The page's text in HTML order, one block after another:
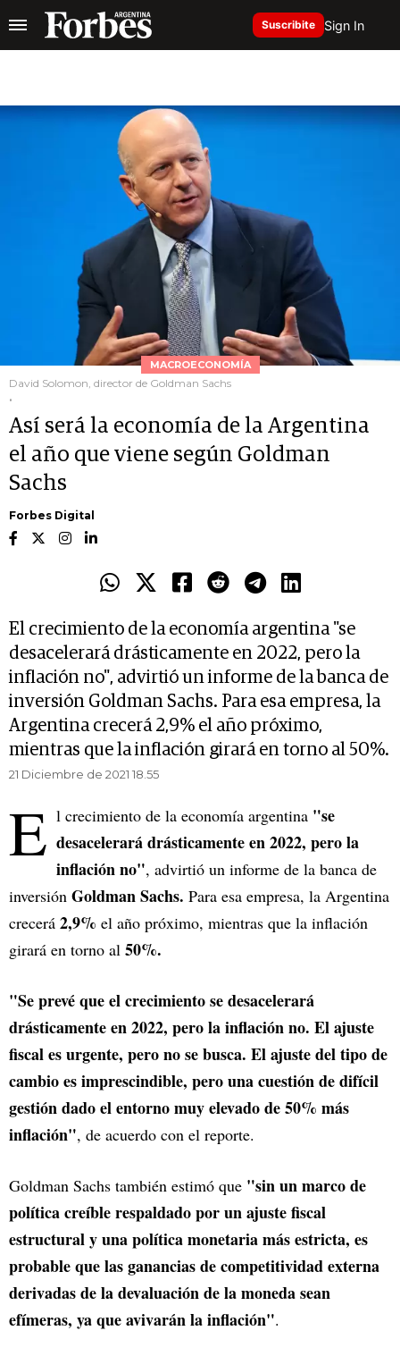
Suscribite Sign In
MACROECONOMÍA
David Solomon, director de Goldman Sachs
.
Así será la economía de la Argentina
el año que viene según Goldman
Sachs
Forbes Digital
El crecimiento de la economía argentina "se
desacelerará drásticamente en 2022, pero la
inflación no", advirtió un informe de la banca de
inversión Goldman Sachs. Para esa empresa, la
Argentina crecerá 2,9% el año próximo,
mientras que la inflación girará en torno al 50%.
21 Diciembre de 2021 18.55
E l crecimiento de la economía argentina "se
desacelerará drásticamente en 2022, pero la
inflación no", advirtió un informe de la banca de
inversión Goldman Sachs. Para esa empresa, la Argentina
crecerá 2,9% el año próximo, mientras que la inflación
girará en torno al 50%.
"Se prevé que el crecimiento se desacelerará
drásticamente en 2022, pero la inflación no. El ajuste
fiscal es urgente, pero no se busca. El ajuste del tipo de
cambio es imprescindible, pero una cuestión de difícil
gestión dado el entorno muy elevado de 50% más
inflación", de acuerdo con el reporte.
Goldman Sachs también estimó que "sin un marco de
política creíble respaldado por un ajuste fiscal
estructural y una política monetaria más estricta, es
probable que las ganancias de competitividad externa
derivadas de la devaluación de la moneda sean
efímeras, ya que avivarán la inflación".